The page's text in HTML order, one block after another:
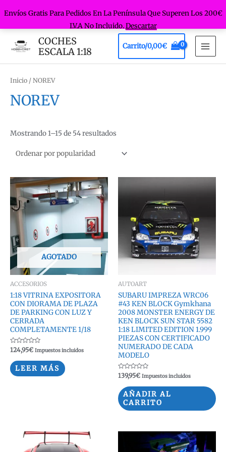
Envíos Gratis Para Pedidos En La Península Que Superen Los 200€
I.V.A No Incluido.Descartar
COCHES
ESCALA 1:18
Carrito/0,00€
Inicio / NOREV
NOREV
Mostrando 1–15 de 54 resultados
AGOTADO
ACCESORIOS
1:18 VITRINA EXPOSITORA
CON DIORAMA DE PLAZA
DE PARKING CON LUZ Y
CERRADA
COMPLETAMENTE 1/18
Valorado
con
de
5
124,95€ Impuestos incluidos
LEER MÁS
AUTOART
SUBARU IMPREZA WRC06
#43 KEN BLOCK Gymkhana
2008 MONSTER ENERGY DE
KEN BLOCK SUN STAR 5582
1:18 LIMITED EDITION 1.999
PIEZAS CON CERTIFICADO
NUMERADO DE CADA
MODELO
Valorado
con
de
5
139,95€ Impuestos incluidos
AÑADIR AL
CARRITO